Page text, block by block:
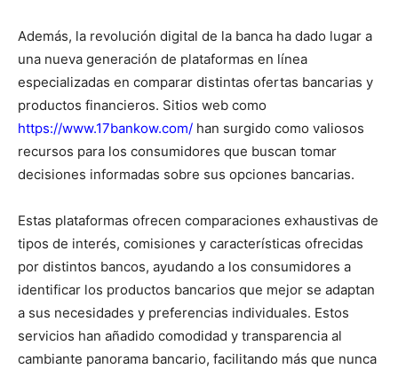
Además, la revolución digital de la banca ha dado lugar a
una nueva generación de plataformas en línea
especializadas en comparar distintas ofertas bancarias y
productos financieros. Sitios web como
https://www.17bankow.com/ han surgido como valiosos
recursos para los consumidores que buscan tomar
decisiones informadas sobre sus opciones bancarias.
Estas plataformas ofrecen comparaciones exhaustivas de
tipos de interés, comisiones y características ofrecidas
por distintos bancos, ayudando a los consumidores a
identificar los productos bancarios que mejor se adaptan
a sus necesidades y preferencias individuales. Estos
servicios han añadido comodidad y transparencia al
cambiante panorama bancario, facilitando más que nunca